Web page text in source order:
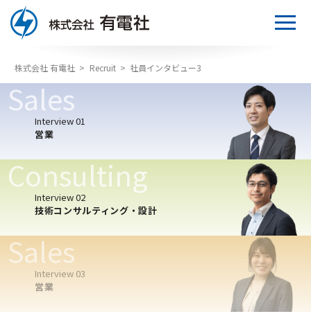
トップページ
有電社について
会社概要／取引先様／仕入先様
社長メッセージ
事業所一覧
保有資格
事業について
販売部門
取扱製品
採用情報
募集要項
研修・制度紹介
株式会社 有電社 > Recruit > 社員インタビュー3
Interview 01
営業
Sales
Interview 02
技術コンサルティング・設計
Consulting
Interview 03
営業
Sales